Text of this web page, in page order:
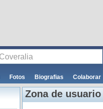
Fotos Biografias Colaborar
Zona de usuario